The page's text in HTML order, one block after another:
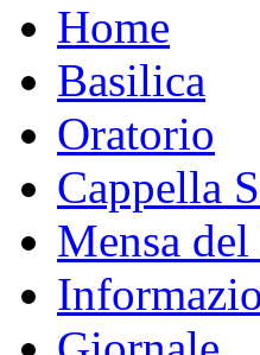
Home
Basilica
Oratorio
Cappella
Mensa